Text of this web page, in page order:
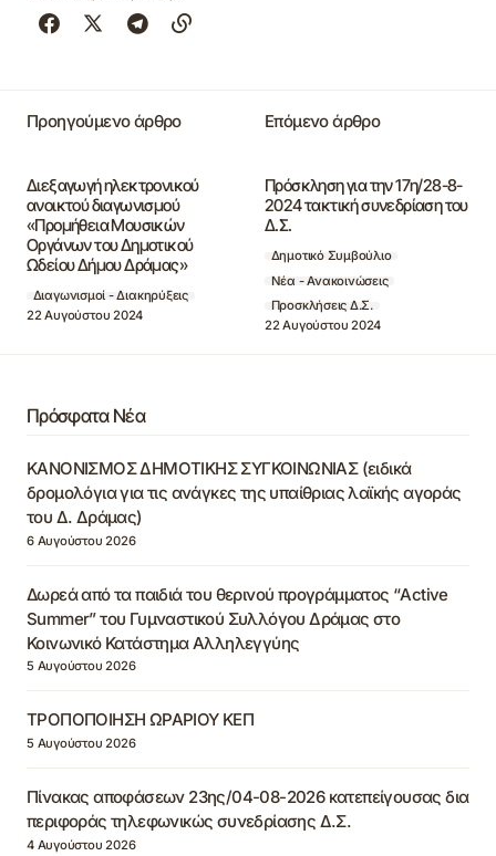
Προηγούμενο άρθρο
Διεξαγωγή ηλεκτρονικού
ανοικτού διαγωνισμού
«Προμήθεια Μουσικών
Οργάνων του Δημοτικού
Ωδείου Δήμου Δράμας»
Διαγωνισμοί - Διακηρύξεις
22 Αυγούστου 2024
Επόμενο άρθρο
Πρόσκληση για την 17η/28-8-
2024 τακτική συνεδρίαση του
Δ.Σ.
Δημοτικό Συμβούλιο
Νέα - Ανακοινώσεις
Προσκλήσεις Δ.Σ.
22 Αυγούστου 2024
Πρόσφατα Νέα
ΚΑΝΟΝΙΣΜΟΣ ΔΗΜΟΤΙΚΗΣ ΣΥΓΚΟΙΝΩΝΙΑΣ (ειδικά
δρομολόγια για τις ανάγκες της υπαίθριας λαϊκής αγοράς
του Δ. Δράμας)
6 Αυγούστου 2026
Δωρεά από τα παιδιά του θερινού προγράμματος “Active
Summer” του Γυμναστικού Συλλόγου Δράμας στο
Κοινωνικό Κατάστημα Αλληλεγγύης
5 Αυγούστου 2026
ΤΡΟΠΟΠΟΙΗΣΗ ΩΡΑΡΙΟΥ ΚΕΠ
5 Αυγούστου 2026
Πίνακας αποφάσεων 23ης/04-08-2026 κατεπείγουσας δια
περιφοράς τηλεφωνικώς συνεδρίασης Δ.Σ.
4 Αυγούστου 2026